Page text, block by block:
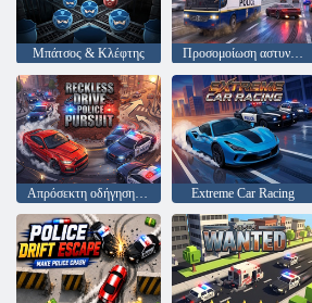
Μπάτσος & Κλέφτης Προσομοίωση αστυνομικού λεωφορείου
Απρόσεκτη οδήγηση - Αστυνομική Καταδίωξη Extreme Car Racing